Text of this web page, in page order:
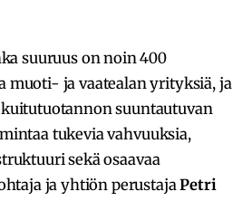
suuruus on noin 400
muoti- ja vaatealan yrityksiä, ja
suuntautuvan
tukevia vahvuuksia,
sekä osaavaa
ja yhtiön perustajaPetri